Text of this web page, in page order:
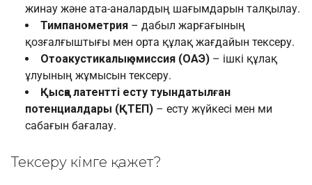
жинау және ата-аналардың шағымдарын талқылау.
Тимпанометрия – дабыл жарғағының
қозғалғыштығы мен орта құлақ жағдайын тексеру.
Отоакустикалық эмиссия (ОАЭ) – ішкі құлақ
ұлуының жұмысын тексеру.
Қысқа латентті есту туындатылған
потенциалдары (ҚТЕП) – есту жүйкесі мен ми
сабағын бағалау.
Тексеру кімге қажет?